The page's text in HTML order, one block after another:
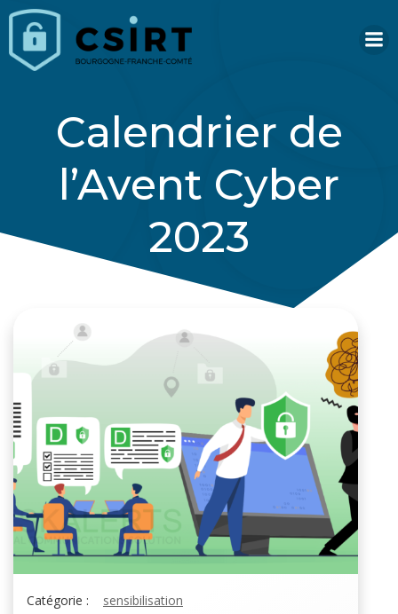
Calendrier de
l’Avent Cyber
2023
Catégorie :
sensibilisation